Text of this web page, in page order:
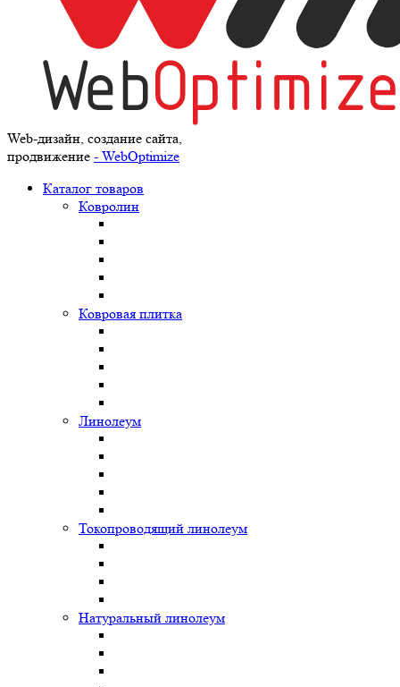
Web-дизайн, создание сайта,
продвижение - WebOptimize
Каталог товаров
Ковролин
Ковровая плитка
Линолеум
Токопроводящий линолеум
Натуральный линолеум